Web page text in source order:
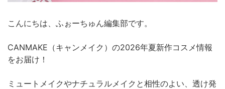
こんにちは、ふぉーちゅん編集部です。
CANMAKE（キャンメイク）の2026年夏新作コスメ情報
をお届け！
ミュートメイクやナチュラルメイクと相性のよい、透け発